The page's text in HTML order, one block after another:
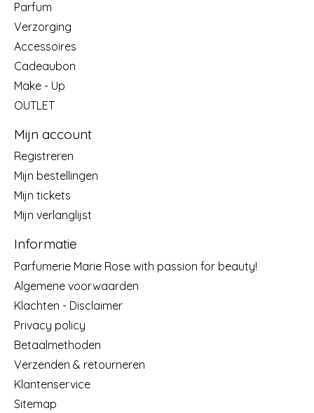
Parfum
Verzorging
Accessoires
Cadeaubon
Make - Up
OUTLET
Mijn account
Registreren
Mijn bestellingen
Mijn tickets
Mijn verlanglijst
Informatie
Parfumerie Marie Rose with passion for beauty!
Algemene voorwaarden
Klachten - Disclaimer
Privacy policy
Betaalmethoden
Verzenden & retourneren
Klantenservice
Sitemap